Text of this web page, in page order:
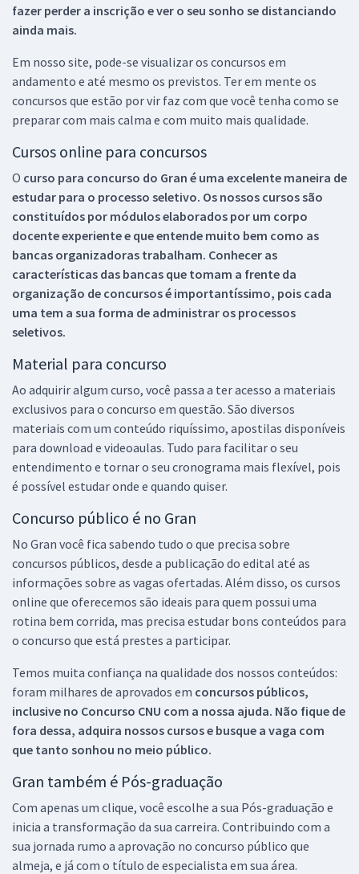
fazer perder a inscrição e ver o seu sonho se distanciando
ainda mais.
Em nosso site, pode-se visualizar os concursos em
andamento e até mesmo os previstos. Ter em mente os
concursos que estão por vir faz com que você tenha como se
preparar com mais calma e com muito mais qualidade.
Cursos online para concursos
O curso para concurso do Gran é uma excelente maneira de
estudar para o processo seletivo. Os nossos cursos são
constituídos por módulos elaborados por um corpo
docente experiente e que entende muito bem como as
bancas organizadoras trabalham. Conhecer as
características das bancas que tomam a frente da
organização de concursos é importantíssimo, pois cada
uma tem a sua forma de administrar os processos
seletivos.
Material para concurso
Ao adquirir algum curso, você passa a ter acesso a materiais
exclusivos para o concurso em questão. São diversos
materiais com um conteúdo riquíssimo, apostilas disponíveis
para download e videoaulas. Tudo para facilitar o seu
entendimento e tornar o seu cronograma mais flexível, pois
é possível estudar onde e quando quiser.
Concurso público é no Gran
No Gran você fica sabendo tudo o que precisa sobre
concursos públicos, desde a publicação do edital até as
informações sobre as vagas ofertadas. Além disso, os cursos
online que oferecemos são ideais para quem possui uma
rotina bem corrida, mas precisa estudar bons conteúdos para
o concurso que está prestes a participar.
Temos muita confiança na qualidade dos nossos conteúdos:
foram milhares de aprovados em concursos públicos,
inclusive no Concurso CNU com a nossa ajuda. Não fique de
fora dessa, adquira nossos cursos e busque a vaga com
que tanto sonhou no meio público.
Gran também é Pós-graduação
Com apenas um clique, você escolhe a sua Pós-graduação e
inicia a transformação da sua carreira. Contribuindo com a
sua jornada rumo a aprovação no concurso público que
almeja, e já com o título de especialista em sua área.